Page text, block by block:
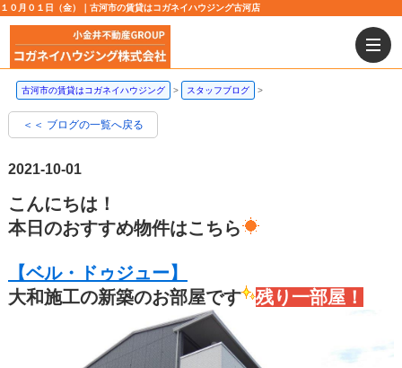
１０月０１日（金）｜古河市の賃貸はコガネイハウジング古河店
古河市の賃貸はコガネイハウジング スタッフブログ
＜＜ ブログの一覧へ戻る
2021-10-01
こんにちは！
本日のおすすめ物件はこちら
【ベル・ドゥジュー】
大和施工の新築のお部屋です
残り一部屋！